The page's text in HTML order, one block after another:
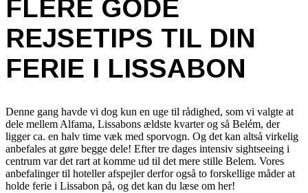
FLERE GODE
REJSETIPS TIL DIN
FERIE I LISSABON
Denne gang havde vi dog kun en uge til rådighed, som vi valgte at
dele mellem Alfama, Lissabons ældste kvarter og så Belém, der
ligger ca. en halv time væk med sporvogn. Og det kan altså virkelig
anbefales at gøre begge dele! Efter tre dages intensiv sightseeing i
centrum var det rart at komme ud til det mere stille Belem. Vores
anbefalinger til hoteller afspejler derfor også to forskellige måder at
holde ferie i Lissabon på, og det kan du læse om her!